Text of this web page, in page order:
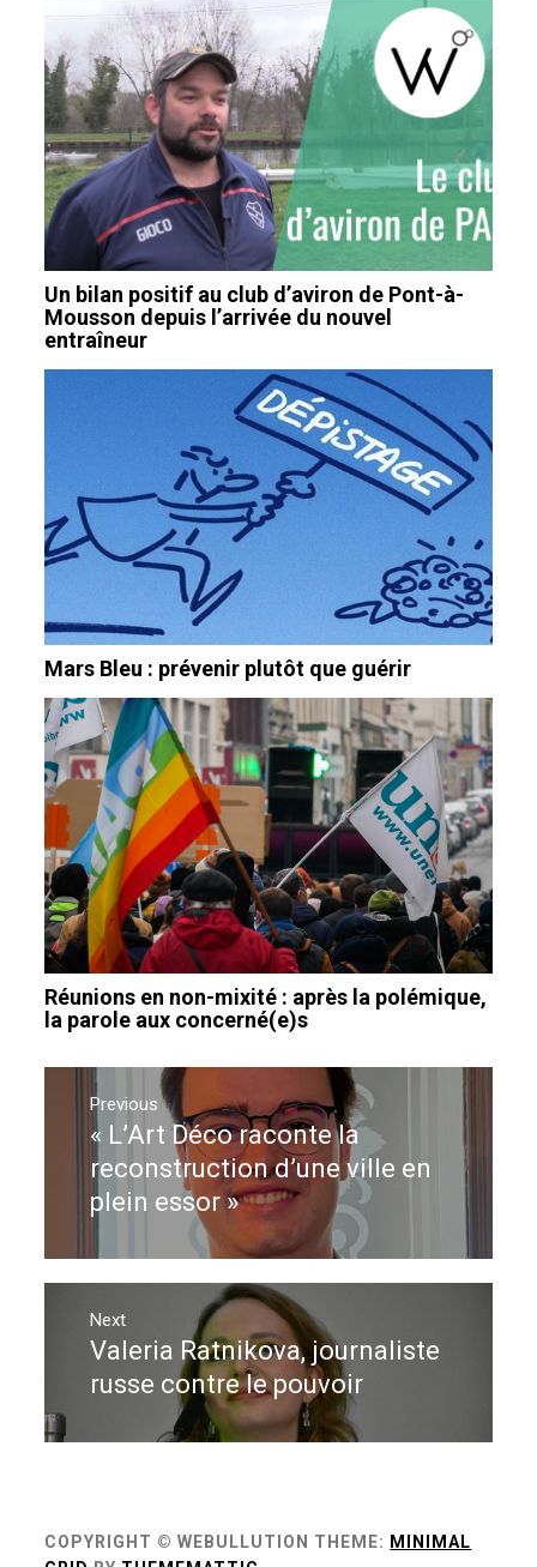
la
rencontre
des
étudiants
à
Metz
Un bilan positif au club d’aviron de Pont-à-
Mousson depuis l’arrivée du nouvel
entraîneur
Mars Bleu : prévenir plutôt que guérir
Réunions en non-mixité : après la polémique,
la parole aux concerné(e)s
Navigation
l’article
Previous
Previous
post:
« L’Art Déco raconte la
reconstruction d’une ville en
plein essor »
Next
Next
post:
Valeria Ratnikova, journaliste
russe contre le pouvoir
COPYRIGHT © WEBULLUTION THEME: MINIMAL